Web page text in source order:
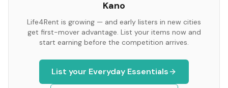
Kano
Life4Rent is growing — and early listers in new cities
get first-mover advantage. List your items now and
start earning before the competition arrives.
List your Everyday Essentials